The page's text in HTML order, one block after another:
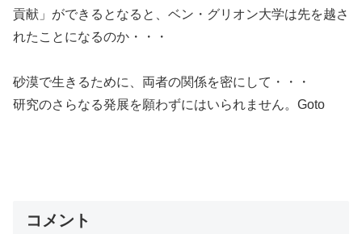
貢献」ができるとなると、ベン・グリオン大学は先を越さ
れたことになるのか・・・
砂漠で生きるために、両者の関係を密にして・・・
研究のさらなる発展を願わずにはいられません。Goto
コメント